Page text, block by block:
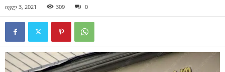
ივლ 3, 2021 309 0